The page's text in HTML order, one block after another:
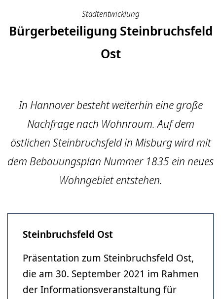
Stadtentwicklung
Bürgerbeteiligung Steinbruchsfeld
Ost
In Hannover besteht weiterhin eine große
Nachfrage nach Wohnraum. Auf dem
östlichen Steinbruchsfeld in Misburg wird mit
dem Bebauungsplan Nummer 1835 ein neues
Wohngebiet entstehen.
Steinbruchsfeld Ost
Präsentation zum Steinbruchsfeld Ost,
die am 30. September 2021 im Rahmen
der Informationsveranstaltung für